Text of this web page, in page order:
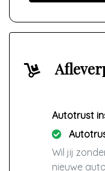
Autotrust
Wil jij
nieuwe